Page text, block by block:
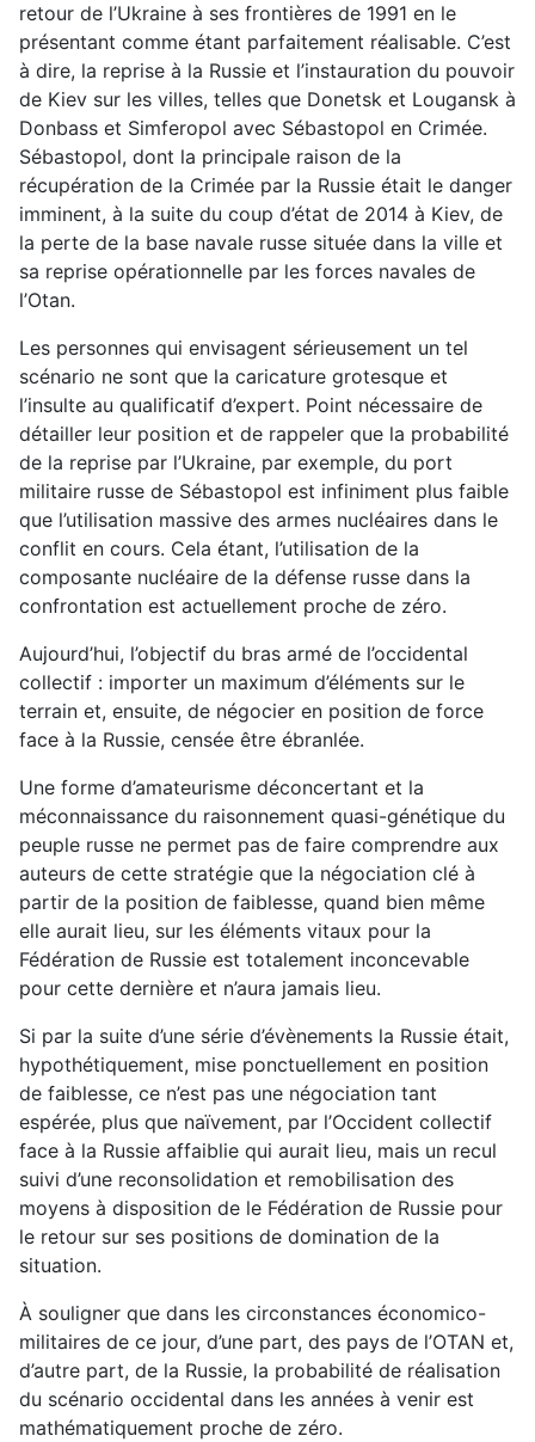
retour de l’Ukraine à ses frontières de 1991 en le
présentant comme étant parfaitement réalisable. C’est
à dire, la reprise à la Russie et l’instauration du pouvoir
de Kiev sur les villes, telles que Donetsk et Lougansk à
Donbass et Simferopol avec Sébastopol en Crimée.
Sébastopol, dont la principale raison de la
récupération de la Crimée par la Russie était le danger
imminent, à la suite du coup d’état de 2014 à Kiev, de
la perte de la base navale russe située dans la ville et
sa reprise opérationnelle par les forces navales de
l’Otan.
Les personnes qui envisagent sérieusement un tel
scénario ne sont que la caricature grotesque et
l’insulte au qualificatif d’expert. Point nécessaire de
détailler leur position et de rappeler que la probabilité
de la reprise par l’Ukraine, par exemple, du port
militaire russe de Sébastopol est infiniment plus faible
que l’utilisation massive des armes nucléaires dans le
conflit en cours. Cela étant, l’utilisation de la
composante nucléaire de la défense russe dans la
confrontation est actuellement proche de zéro.
Aujourd’hui, l’objectif du bras armé de l’occidental
collectif : importer un maximum d’éléments sur le
terrain et, ensuite, de négocier en position de force
face à la Russie, censée être ébranlée.
Une forme d’amateurisme déconcertant et la
méconnaissance du raisonnement quasi-génétique du
peuple russe ne permet pas de faire comprendre aux
auteurs de cette stratégie que la négociation clé à
partir de la position de faiblesse, quand bien même
elle aurait lieu, sur les éléments vitaux pour la
Fédération de Russie est totalement inconcevable
pour cette dernière et n’aura jamais lieu.
Si par la suite d’une série d’évènements la Russie était,
hypothétiquement, mise ponctuellement en position
de faiblesse, ce n’est pas une négociation tant
espérée, plus que naïvement, par l’Occident collectif
face à la Russie affaiblie qui aurait lieu, mais un recul
suivi d’une reconsolidation et remobilisation des
moyens à disposition de le Fédération de Russie pour
le retour sur ses positions de domination de la
situation.
À souligner que dans les circonstances économico-
militaires de ce jour, d’une part, des pays de l’OTAN et,
d’autre part, de la Russie, la probabilité de réalisation
du scénario occidental dans les années à venir est
mathématiquement proche de zéro.